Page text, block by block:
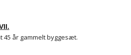
45 år gammelt byggesæt.